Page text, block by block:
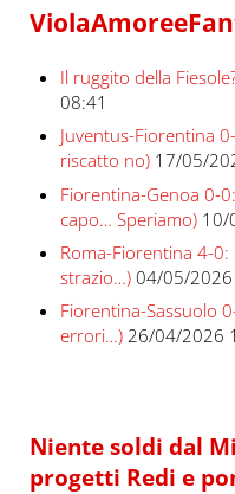
Il ruggito della
08:41
Juventus-Fiorentina
riscatto no) 17/05/
Fiorentina-Genoa 0-
capo… Speriamo) 10/
Roma-Fiorentina 4-0:
strazio…) 04/05/
Fiorentina-Sassuolo
errori…) 26/04/2026
Niente soldi dal
progetti Redi e